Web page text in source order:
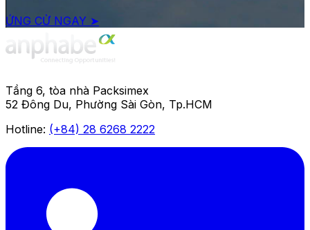
ỨNG CỬ NGAY ➤
Tầng 6, tòa nhà Packsimex
52 Đông Du, Phường Sài Gòn, Tp.HCM
Hotline: (+84) 28 6268 2222